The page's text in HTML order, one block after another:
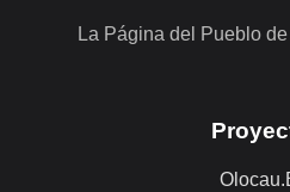
La Página del Pueblo